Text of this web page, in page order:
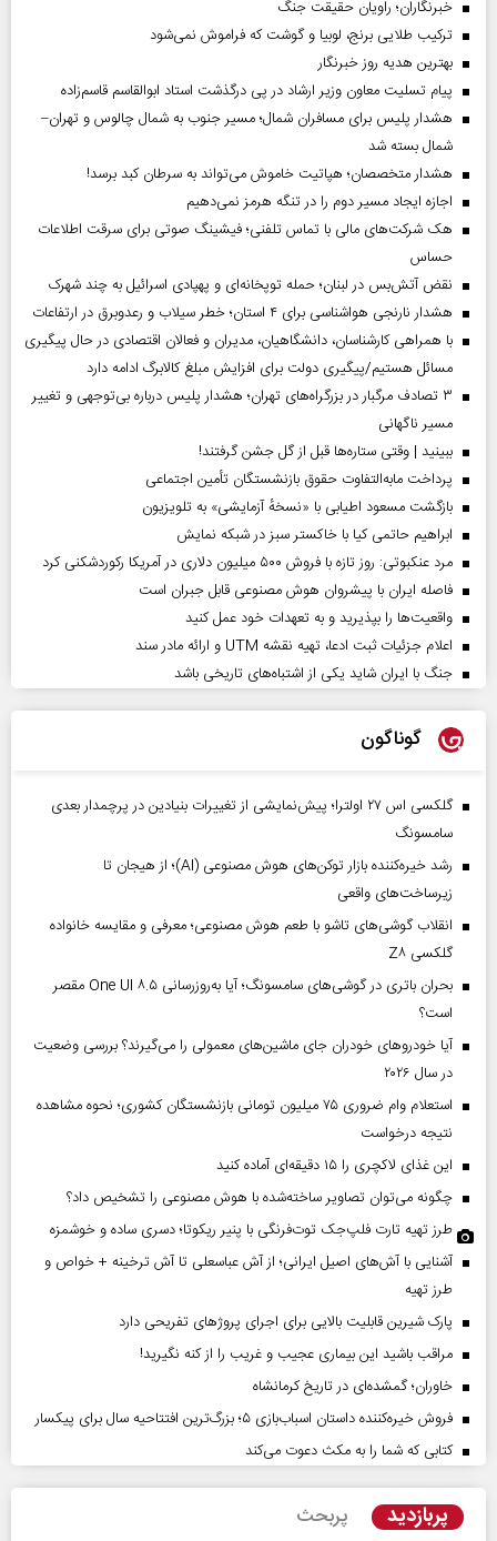
خبرنگاران؛ راویان حقیقت جنگ
ترکیب طلایی برنج، لوبیا و گوشت که فراموش نمی‌شود
بهترین هدیه روز خبرنگار
پیام تسلیت معاون وزیر ارشاد در پی درگذشت استاد ابوالقاسم قاسم‌زاده
هشدار پلیس برای مسافران شمال؛ مسیر جنوب به شمال چالوس و تهران–
شمال بسته شد
هشدار متخصصان؛ هپاتیت خاموش می‌تواند به سرطان کبد برسد!
اجازه ایجاد مسیر دوم را در تنگه هرمز نمی‌دهیم
هک شرکت‌های مالی با تماس تلفنی؛ فیشینگ صوتی برای سرقت اطلاعات
حساس
نقض آتش‌بس در لبنان؛ حمله توپخانه‌ای و پهپادی اسرائیل به چند شهرک
هشدار نارنجی هواشناسی برای ۴ استان؛ خطر سیلاب و رعدوبرق در ارتفاعات
با همراهی کارشناسان، دانشگاهیان، مدیران و فعالان اقتصادی در حال پیگیری
مسائل هستیم/پیگیری دولت برای افزایش مبلغ کالابرگ ادامه دارد
۳ تصادف مرگبار در بزرگراه‌های تهران؛ هشدار پلیس درباره بی‌توجهی و تغییر
مسیر ناگهانی
ببینید | وقتی ستاره‌ها قبل از گل جشن گرفتند!
پرداخت مابه‌التفاوت حقوق بازنشستگان تأمین اجتماعی
بازگشت مسعود اطیابی با «نسخهٔ آزمایشی» به تلویزیون
ابراهیم حاتمی کیا با خاکستر سبز در شبکه نمایش
مرد عنکبوتی: روز تازه با فروش ۵۰۰ میلیون دلاری در آمریکا رکوردشکنی کرد
فاصله ایران با پیشرو‌ان هوش مصنوعی قابل جبران است
واقعیت‌ها را بپذیرید و به تعهدات خود عمل کنید
اعلام جزئیات ثبت ادعا، تهیه نقشه UTM و ارائه مادر سند
جنگ با ایران شاید یکی از اشتباه‌های تاریخی باشد
گوناگون
گلکسی اس ۲۷ اولترا؛ پیش‌نمایشی از تغییرات بنیادین در پرچمدار بعدی
سامسونگ
رشد خیره‌کننده بازار توکن‌های هوش مصنوعی (AI)؛ از هیجان تا
زیرساخت‌های واقعی
انقلاب گوشی‌های تاشو‌ با طعم هوش مصنوعی؛ معرفی و مقایسه خانواده
گلکسی Z۸
بحران باتری در گوشی‌های سامسونگ؛ آیا به‌روزرسانی One UI ۸.۵ مقصر
است؟
آیا خودروهای خودران جای ماشین‌های معمولی را می‌گیرند؟ بررسی وضعیت
در سال ۲۰۲۶
استعلام وام ضروری ۷۵ میلیون تومانی بازنشستگان کشوری؛ نحوه مشاهده
نتیجه درخواست
این غذای لاکچری را ۱۵ دقیقه‌ای آماده کنید
چگونه می‌توان تصاویر ساخته‌شده با هوش مصنوعی را تشخیص داد؟
طرز تهیه تارت فلپ‌جک توت‌فرنگی با پنیر ریکوتا؛ دسری ساده و خوشمزه
آشنایی با آش‌های اصیل ایرانی؛ از آش عباسعلی تا آش ترخینه + خواص و
طرز تهیه
پارک شیرین قابلیت‌ بالایی برای اجرای پروژهای تفریحی دارد
مراقب باشید این بیماری عجیب و غریب را از کنه نگیرید!
خاوران؛ گمشده‌ای در تاریخ کرمانشاه
فروش خیره‌کننده داستان اسباب‌بازی ۵؛ بزرگ‌ترین افتتاحیه سال برای پیکسار
کتابی که شما را به مکث دعوت می‌کند
پربازدید پربحث